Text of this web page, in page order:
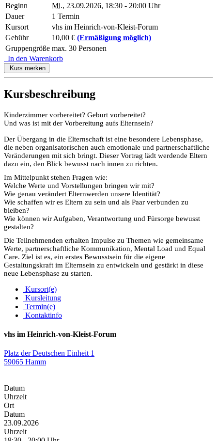
Beginn
Mi., 23.09.2026, 18:30 - 20:00 Uhr
Dauer
1 Termin
Kursort
vhs im Heinrich-von-Kleist-Forum
Gebühr
10,00 € (Ermäßigung möglich)
Gruppengröße max. 30 Personen
In den Warenkorb
Kurs merken
Kursbeschreibung
Kinderzimmer vorbereitet? Geburt vorbereitet?
Und was ist mit der Vorbereitung aufs Elternsein?
Der Übergang in die Elternschaft ist eine besondere Lebensphase,
die neben organisatorischen auch emotionale und partnerschaftliche
Veränderungen mit sich bringt. Dieser Vortrag lädt werdende Eltern
dazu ein, den Blick bewusst nach innen zu richten.
Im Mittelpunkt stehen Fragen wie:
Welche Werte und Vorstellungen bringen wir mit?
Wie genau verändert Elternwerden unsere Identität?
Wie schaffen wir es Eltern zu sein und als Paar verbunden zu
bleiben?
Wie können wir Aufgaben, Verantwortung und Fürsorge bewusst
gestalten?
Die Teilnehmenden erhalten Impulse zu Themen wie gemeinsame
Werte, partnerschaftliche Kommunikation, Mental Load und Equal
Care. Ziel ist es, ein erstes Bewusstsein für die eigene
Gestaltungskraft im Elternsein zu entwickeln und gestärkt in diese
neue Lebensphase zu starten.
Kursort(e)
Kursleitung
Termin(e)
Kontaktinfo
vhs im Heinrich-von-Kleist-Forum
Platz der Deutschen Einheit 1
59065 Hamm
Datum
Uhrzeit
Ort
Datum
23.09.2026
Uhrzeit